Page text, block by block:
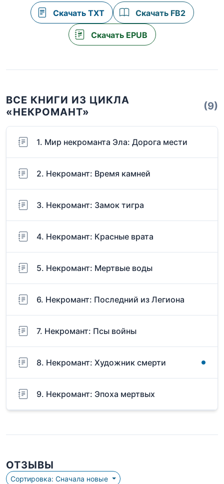
Скачать TXT Скачать FB2
Скачать EPUB
ВСЕ КНИГИ ИЗ ЦИКЛА
«НЕКРОМАНТ»
(9)
1. Мир некроманта Эла: Дорога мести
2. Некромант: Время камней
3. Некромант: Замок тигра
4. Некромант: Красные врата
5. Некромант: Мертвые воды
6. Некромант: Последний из Легиона
7. Некромант: Псы войны
8. Некромант: Художник смерти
9. Некромант: Эпоха мертвых
ОТЗЫВЫ
Сортировка: Сначала новые